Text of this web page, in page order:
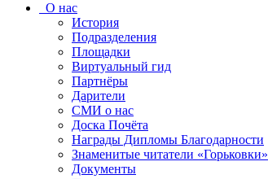
О нас
История
Подразделения
Площадки
Виртуальный гид
Партнёры
Дарители
СМИ о нас
Доска Почёта
Награды Дипломы Благодарности
Знаменитые читатели «Горьковки»
Документы